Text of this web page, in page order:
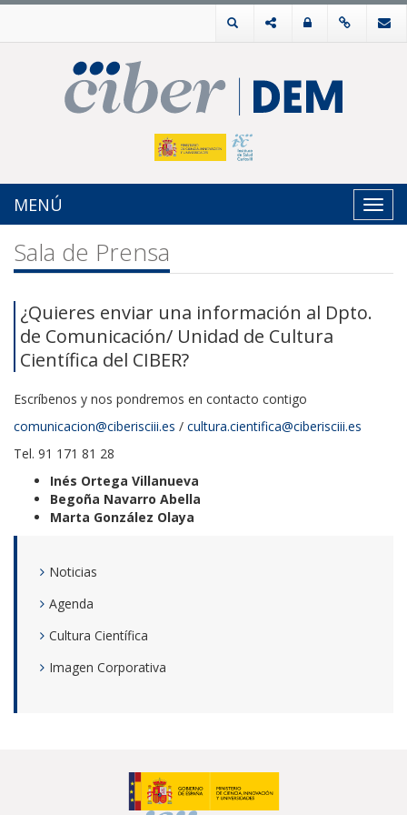
MENÚ
Sala de Prensa
¿Quieres enviar una información al Dpto.
de Comunicación/ Unidad de Cultura
Científica del CIBER?
Escríbenos y nos pondremos en contacto contigo
comunicacion@ciberisciii.es / cultura.cientifica@ciberisciii.es
Tel. 91 171 81 28
Inés Ortega Villanueva
Begoña Navarro Abella
Marta González Olaya
Noticias
Agenda
Cultura Científica
Imagen Corporativa